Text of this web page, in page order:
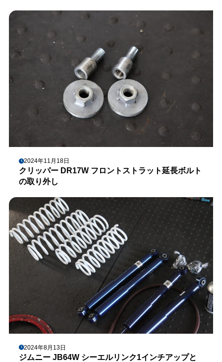
2024年11月18日
クリッパー DR17W フロントストラット延長ボルト
の取り外し
2024年8月13日
ジムニー JB64W シーエルリンク1インチアップと